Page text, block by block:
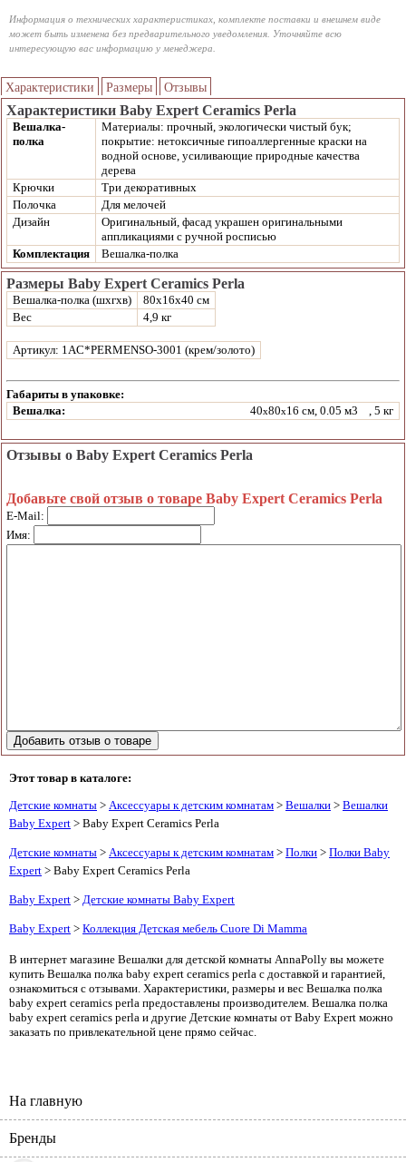
Информация о технических характеристиках, комплекте поставки и внешнем виде
может быть изменена без предварительного уведомления. Уточняйте всю
интересующую вас информацию у менеджера.
Характеристики Размеры Отзывы
Характеристики Baby Expert Ceramics Perla
Вешалка-
полка
Материалы: прочный, экологически чистый бук;
покрытие: нетоксичные гипоаллергенные краски на
водной основе, усиливающие природные качества
дерева
Крючки
Три декоративных
Полочка
Для мелочей
Дизайн
Оригинальный, фасад украшен оригинальными
аппликациями с ручной росписью
Комплектация
Вешалка-полка
Размеры Baby Expert Ceramics Perla
Вешалка-полка (шхгхв)
80х16х40 см
Вес
4,9 кг
Артикул: 1AC*PERMENSO-3001 (крем/золото)
Габариты в упаковке:
Вешалка:
40x80x16 см, 0.05 м3 , 5 кг
Отзывы о Baby Expert Ceramics Perla
Добавьте свой отзыв о товаре Baby Expert Ceramics Perla
E-Mail:
Имя:
Этот товар в каталоге:
Детские комнаты > Аксессуары к детским комнатам > Вешалки > Вешалки
Baby Expert > Baby Expert Ceramics Perla
Детские комнаты > Аксессуары к детским комнатам > Полки > Полки Baby
Expert > Baby Expert Ceramics Perla
Baby Expert > Детские комнаты Baby Expert
Baby Expert > Коллекция Детская мебель Cuore Di Mamma
В интернет магазине Вешалки для детской комнаты AnnaPolly вы можете
купить Вешалка полка baby expert ceramics perla с доставкой и гарантией,
ознакомиться с отзывами. Характеристики, размеры и вес Вешалка полка
baby expert ceramics perla предоставлены производителем. Вешалка полка
baby expert ceramics perla и другие Детские комнаты от Baby Expert можно
заказать по привлекательной цене прямо сейчас.
На главную
Бренды